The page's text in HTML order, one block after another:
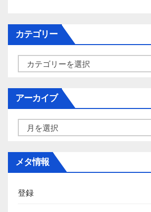
カテゴリー
ー
アーカイブ
メタ情報
登録